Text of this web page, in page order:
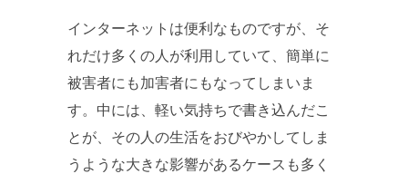
インターネットは便利なものですが、そ
れだけ多くの人が利用していて、簡単に
被害者にも加害者にもなってしまいま
す。中には、軽い気持ちで書き込んだこ
とが、その人の生活をおびやかしてしま
うような大きな影響があるケースも多く